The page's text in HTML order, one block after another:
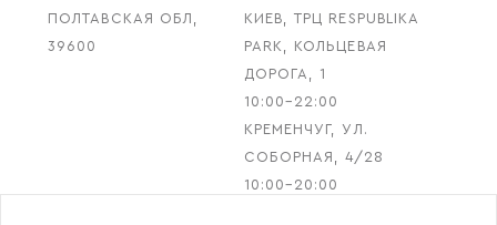
ПОЛТАВСКАЯ ОБЛ,
39600
КИЕВ, ТРЦ RESPUBLIKA
PARK, КОЛЬЦЕВАЯ
ДОРОГА, 1
10:00–22:00
КРЕМЕНЧУГ, УЛ.
СОБОРНАЯ, 4/28
10:00–20:00